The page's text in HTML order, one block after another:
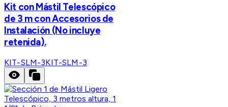
Kit con Mástil Telescópico
de 3 m con Accesorios de
Instalación (No incluye
retenida).
KIT-SLM-3KIT-SLM-3